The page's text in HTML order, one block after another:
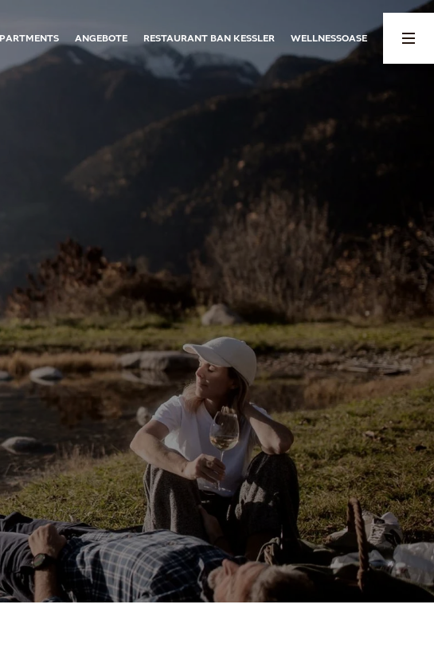
ANGEBOTE RESTAURANT BAN KESSLER WELLNESSOASE
Wohnen und Preise
Ein Ort zum Wohlfühlen
Wellbeing-Programm
Angebote
Gutscheine
+39 392 5097517 ANFRAGE BUCHUNG